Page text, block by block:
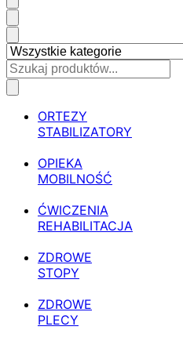
ORTEZY
STABILIZATORY
OPIEKA
MOBILNOŚĆ
ĆWICZENIA
REHABILITACJA
ZDROWE
STOPY
ZDROWE
PLECY